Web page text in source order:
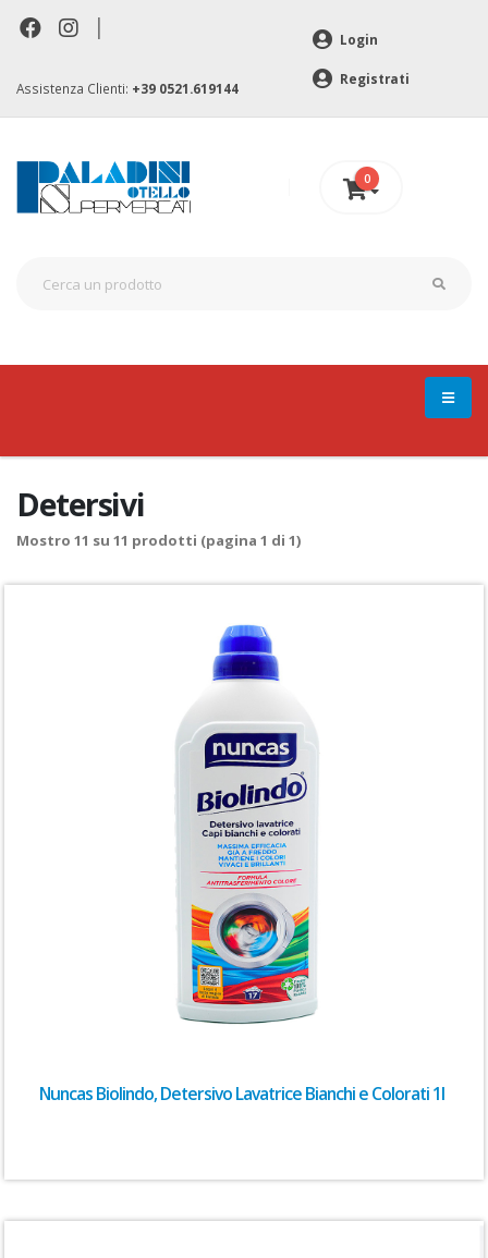
|
Assistenza Clienti: +39 0521.619144
Login
Registrati
0
Detersivi
Mostro 11 su 11 prodotti (pagina 1 di 1)
Nuncas Biolindo, Detersivo Lavatrice Bianchi e Colorati 1l